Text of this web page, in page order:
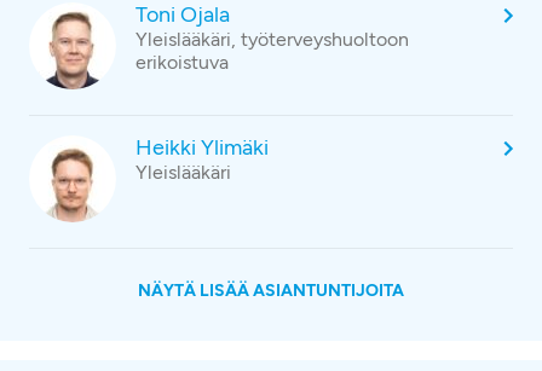
Toni Ojala
Yleislääkäri, työterveyshuoltoon
erikoistuva
Heikki Ylimäki
Yleislääkäri
NÄYTÄ LISÄÄ ASIANTUNTIJOITA